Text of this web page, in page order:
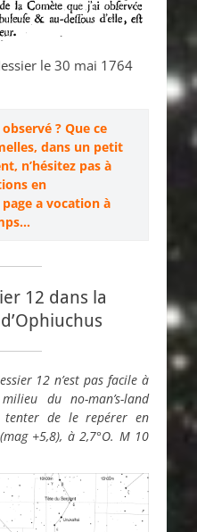
le 30 mai 1764
? Que ce
dans un petit
n’hésitez pas à
en
a vocation à
12 dans la
12 n’est pas facile à
du no-man’s-land
tenter de le repérer en
+5,8), à 2,7°O. M 10